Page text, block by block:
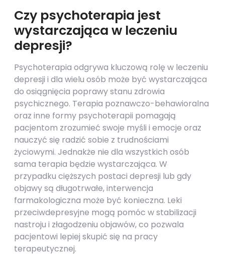
Czy psychoterapia jest
wystarczająca w leczeniu
depresji?
Psychoterapia odgrywa kluczową rolę w leczeniu
depresji i dla wielu osób może być wystarczająca
do osiągnięcia poprawy stanu zdrowia
psychicznego. Terapia poznawczo-behawioralna
oraz inne formy psychoterapii pomagają
pacjentom zrozumieć swoje myśli i emocje oraz
nauczyć się radzić sobie z trudnościami
życiowymi. Jednakże nie dla wszystkich osób
sama terapia będzie wystarczająca. W
przypadku cięższych postaci depresji lub gdy
objawy są długotrwałe, interwencja
farmakologiczna może być konieczna. Leki
przeciwdepresyjne mogą pomóc w stabilizacji
nastroju i złagodzeniu objawów, co pozwala
pacjentowi lepiej skupić się na pracy
terapeutycznej.